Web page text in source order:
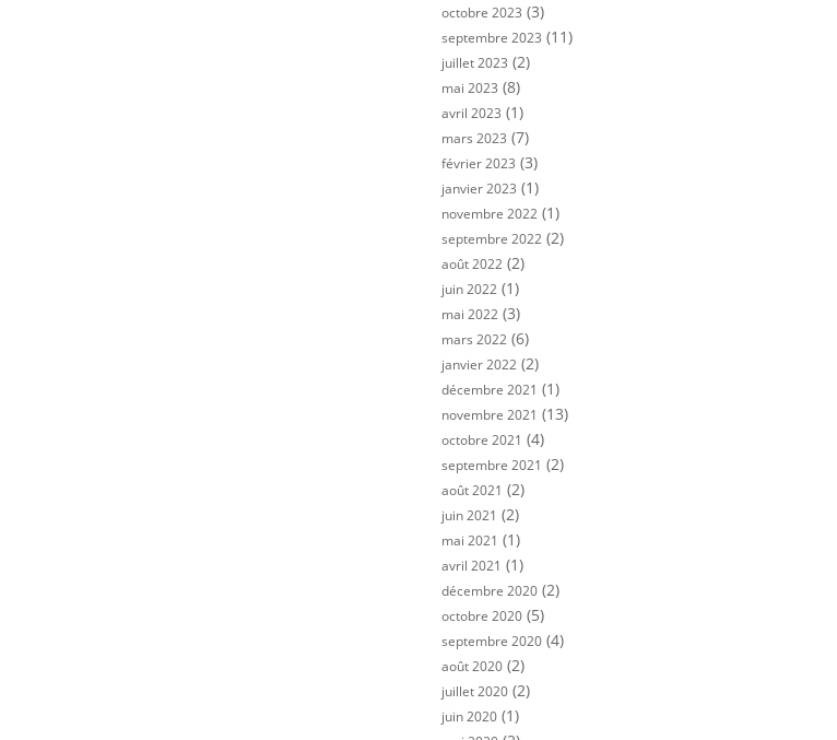
octobre 2023 (3)
septembre 2023 (11)
juillet 2023 (2)
mai 2023 (8)
avril 2023 (1)
mars 2023 (7)
février 2023 (3)
janvier 2023 (1)
novembre 2022 (1)
septembre 2022 (2)
août 2022 (2)
juin 2022 (1)
mai 2022 (3)
mars 2022 (6)
janvier 2022 (2)
décembre 2021 (1)
novembre 2021 (13)
octobre 2021 (4)
septembre 2021 (2)
août 2021 (2)
juin 2021 (2)
mai 2021 (1)
avril 2021 (1)
décembre 2020 (2)
octobre 2020 (5)
septembre 2020 (4)
août 2020 (2)
juillet 2020 (2)
juin 2020 (1)